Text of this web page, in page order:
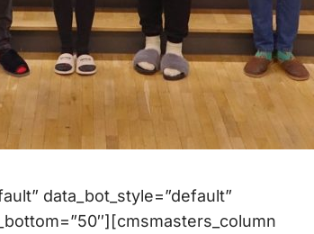
data_bot_style=”default”